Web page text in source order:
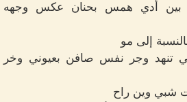
بين أدي همس بحنان عكس وجهه
إلى مو
وجر نفس صافن بعيوني وخر
شبي وين راح